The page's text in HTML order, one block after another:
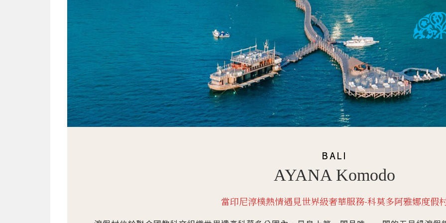
BALI
AYANA Komodo
當印尼淳樸熱情遇見世界級奢華服務-科莫多阿雅娜度假